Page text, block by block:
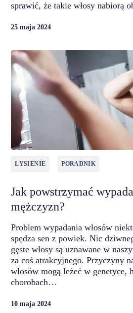
sprawić, że takie włosy nabiorą
25 maja 2024
ŁYSIENIE PORADNIK
Jak powstrzymać
mężczyzn?
Problem wypadania włosów
spędza sen z powiek. Nic
gęste włosy są uznawane w
za coś atrakcyjnego. Przyczyny
włosów mogą leżeć w genetyce,
chorobach…
10 maja 2024